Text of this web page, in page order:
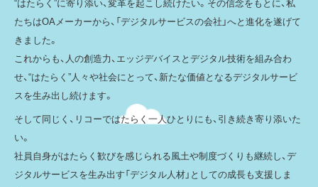
“はたらく”に寄り添い、変革を起こし続けたい。 その信念をもとに、私
たちはOAメーカーから、 「デジタルサービスの会社」へと進化を遂げて
きました。
これからも、人の創造力、エッジデバイスとデジタル技術を組み合わ
せ、“はたらく”人々や社会にとって、新たな価値となるデジタルサービ
スを生み出し続けます。
そして同じく、リコーではたらく一人ひとりにも、引き続き寄り添いた
い。
社員自身がはたらく歓びを感じられる風土や制度づくりも継続し、デ
ジタルサービスを生み出す「デジタル人材」としての成長も支援しま